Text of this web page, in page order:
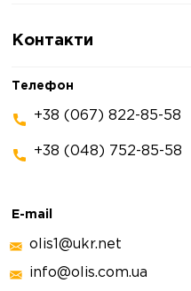
Статті
Контакти
Телефон
+38 (067) 822-85-58
+38 (048) 752-85-58
E-mail
olis1@ukr.net
info@olis.com.ua